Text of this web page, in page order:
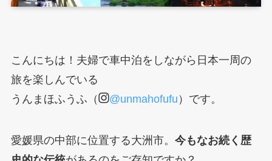
こんにちは！夫婦で車中泊をしながら日本一周の
旅を楽しんでいる
うんまほふうふ（
@unmahofufu ）です。
愛媛県の中部に位置する大洲市。 今もなお続く歴